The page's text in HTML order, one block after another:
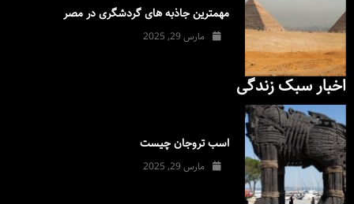
مهمترین جاذبه های گردشگری در مصر
مارس 29, 2025
اخبار سبک زندگی
اسب تروجان چیست
مارس 29, 2025